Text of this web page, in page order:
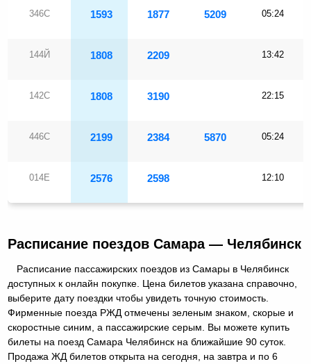
346С 1593 1877 5209 05:24
144Й 1808 2209 13:42
142С 1808 3190 22:15
446С 2199 2384 5870 05:24
014Е 2576 2598 12:10
Расписание поездов Самара — Челябинск
Расписание пассажирских поездов из Самары в Челябинск
доступных к онлайн покупке. Цена билетов указана справочно,
выберите дату поездки чтобы увидеть точную стоимость.
Фирменные поезда РЖД отмечены зеленым знаком, скорые и
скоростные синим, а пассажирские серым. Вы можете купить
билеты на поезд Самара Челябинск на ближайшие 90 суток.
Продажа ЖД билетов открыта на сегодня, на завтра и по 6